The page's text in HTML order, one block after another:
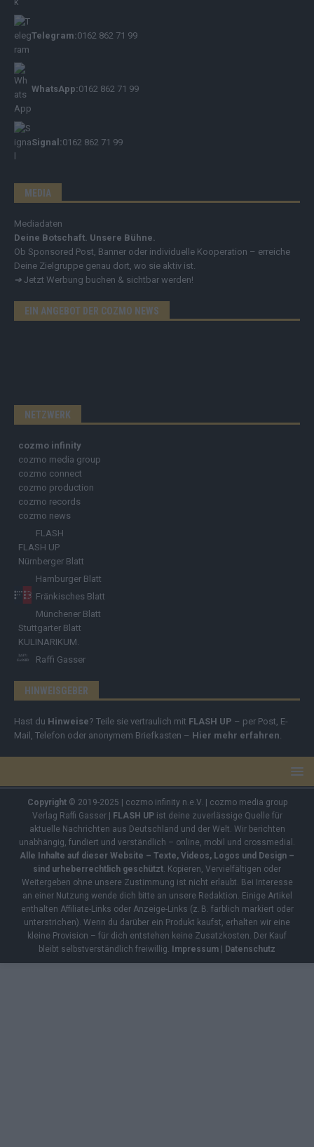
Telegram:0162 862 71 99
WhatsApp:0162 862 71 99
Signal:0162 862 71 99
MEDIA
Mediadaten
Deine Botschaft. Unsere Bühne.
Ob Sponsored Post, Banner oder individuelle Kooperation – erreiche
Deine Zielgruppe genau dort, wo sie aktiv ist.
➔ Jetzt Werbung buchen & sichtbar werden!
EIN ANGEBOT DER COZMO NEWS
NETZWERK
cozmo infinity
cozmo media group
cozmo connect
cozmo production
cozmo records
cozmo news
FLASH
FLASH UP
Nürnberger Blatt
Hamburger Blatt
Fränkisches Blatt
Münchener Blatt
Stuttgarter Blatt
KULINARIKUM.
Raffi Gasser
HINWEISGEBER
Hast du Hinweise? Teile sie vertraulich mit FLASH UP – per Post, E-
Mail, Telefon oder anonymem Briefkasten – Hier mehr erfahren.
Copyright© 2019-2025 | cozmo infinity n.e.V. | cozmo media group
Verlag Raffi Gasser |
FLASH UPist deine zuverlässige Quelle für
aktuelle Nachrichten aus Deutschland und der Welt. Wir berichten
unabhängig, fundiert und verständlich – online, mobil und crossmedial.
Alle Inhalte auf dieser Website – Texte, Videos, Logos und Design –
sind urheberrechtlich geschützt. Kopieren, Vervielfältigen oder
Weitergeben ohne unsere Zustimmung ist nicht erlaubt. Bei Interesse
an einer Nutzung wende dich bitte an unsere Redaktion. Einige Artikel
enthalten Affiliate-Links oder Anzeige-Links (z. B. farblich markiert oder
unterstrichen). Wenn du darüber ein Produkt kaufst, erhalten wir eine
kleine Provision – für dich entstehen keine Zusatzkosten. Der Kauf
bleibt selbstverständlich freiwillig.
Impressum Datenschutz